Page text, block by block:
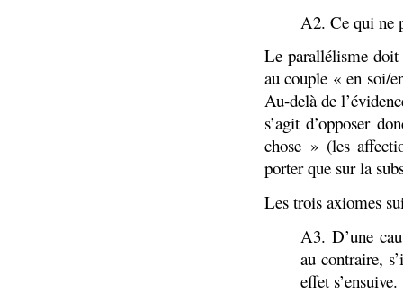
A2. Ce qui ne
Le parallélisme
au couple « en soi/
Au-delà de
s’agit d’opposer
chose » (les
porter que sur la
Les trois axiomes
A3. D’une
au contraire,
effet s’ensuive.